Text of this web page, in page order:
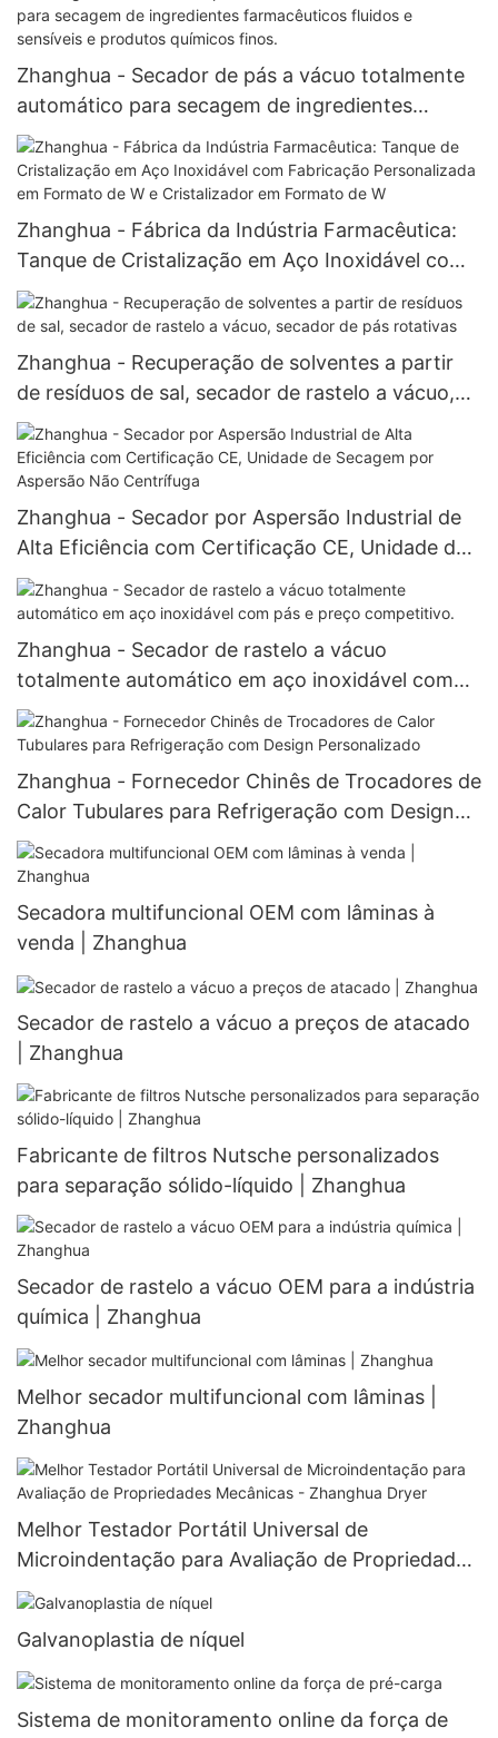
Zhanghua - Secador de pás a vácuo totalmente
automático para secagem de ingredientes
farmacêuticos fluidos e sensíveis e produtos
químicos finos.
Zhanghua - Fábrica da Indústria Farmacêutica:
Tanque de Cristalização em Aço Inoxidável com
Fabricação Personalizada em Formato de W e
Cristalizador em Formato de W
Zhanghua - Recuperação de solventes a partir
de resíduos de sal, secador de rastelo a vácuo,
secador de pás rotativas
Zhanghua - Secador por Aspersão Industrial de
Alta Eficiência com Certificação CE, Unidade de
Secagem por Aspersão Não Centrífuga
Zhanghua - Secador de rastelo a vácuo
totalmente automático em aço inoxidável com
pás e preço competitivo.
Zhanghua - Fornecedor Chinês de Trocadores de
Calor Tubulares para Refrigeração com Design
Personalizado
Secadora multifuncional OEM com lâminas à
venda | Zhanghua
Secador de rastelo a vácuo a preços de atacado
| Zhanghua
Fabricante de filtros Nutsche personalizados
para separação sólido-líquido | Zhanghua
Secador de rastelo a vácuo OEM para a indústria
química | Zhanghua
Melhor secador multifuncional com lâminas |
Zhanghua
Melhor Testador Portátil Universal de
Microindentação para Avaliação de Propriedades
Mecânicas - Zhanghua Dryer
Galvanoplastia de níquel
Sistema de monitoramento online da força de